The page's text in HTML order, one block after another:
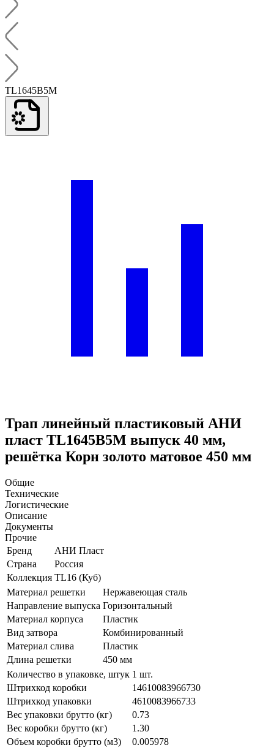
TL1645B5M
Трап линейный пластиковый АНИ
пласт TL1645B5M выпуск 40 мм,
решётка Корн золото матовое 450 мм
Общие
Технические
Логистические
Описание
Документы
Прочие
Бренд
АНИ Пласт
Страна
Россия
Коллекция TL16 (Куб)
Материал решетки
Нержавеющая сталь
Направление выпуска Горизонтальный
Материал корпуса
Пластик
Вид затвора
Комбинированный
Материал слива
Пластик
Длина решетки
450 мм
Количество в упаковке, штук 1 шт.
Штрихкод коробки
14610083966730
Штрихкод упаковки
4610083966733
Вес упаковки брутто (кг)
0.73
Вес коробки брутто (кг)
1.30
Объем коробки брутто (м3)
0.005978